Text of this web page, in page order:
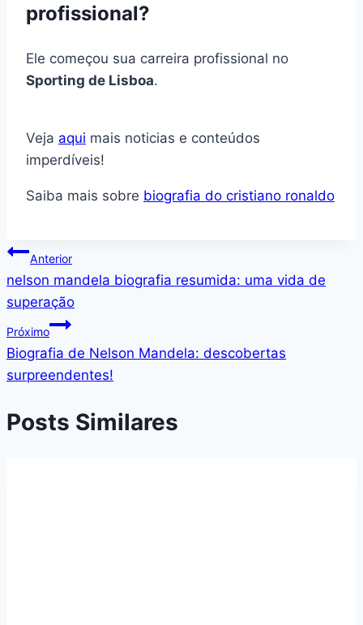
profissional?
Ele começou sua carreira profissional no
Sporting de Lisboa.
Veja aqui mais noticias e conteúdos
imperdíveis!
Saiba mais sobre biografia do cristiano ronaldo
Navegação
de
Post
Anterior
nelson mandela biografia resumida: uma vida de
superação
Próximo
Biografia de Nelson Mandela: descobertas
surpreendentes!
Posts Similares